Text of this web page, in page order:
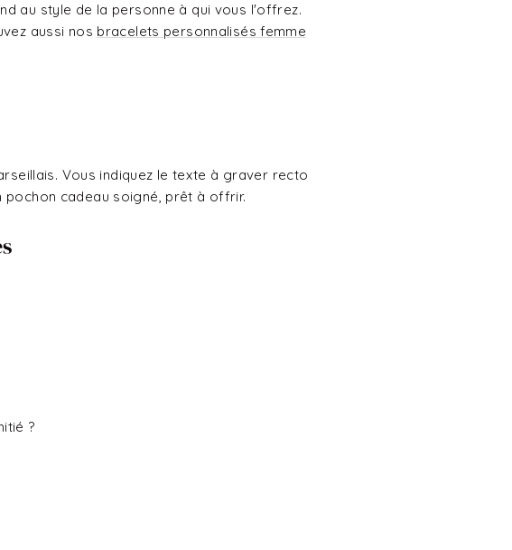
au style de la personne à qui vous l'offrez.
aussi nos bracelets personnalisés femme
Vous indiquez le texte à graver recto
cadeau soigné, prêt à offrir.
?